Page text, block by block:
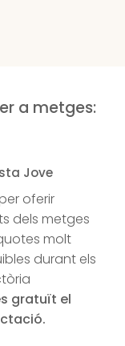
a metges:
Jove
oferir
dels metges
molt
durant els
gratuït el